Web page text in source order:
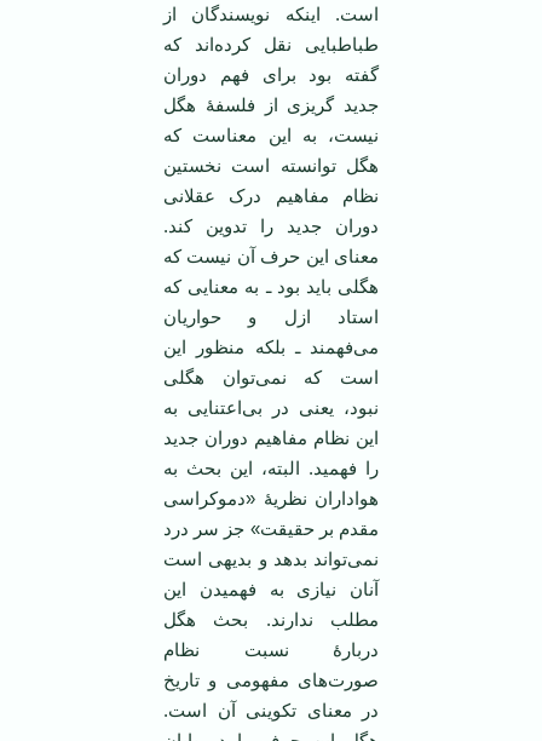
است. اینکه نویسندگان از
طباطبایی نقل کرده‌اند که
گفته بود برای فهم دوران
جدید گریزی از فلسفۀ هگل
نیست، به این معناست که
هگل توانسته است نخستین
نظام مفاهیم درک عقلانی
دوران جدید را تدوین کند.
معنای این حرف آن نیست که
هگلی باید بود ـ به معنایی که
استاد ازل و حواریان
می‌فهمند ـ بلکه منظور این
است که نمی‌توان هگلی
نبود، یعنی در بی‌اعتنایی به
این نظام مفاهیم دوران جدید
را فهمید. البته، این بحث به
هواداران نظریۀ «دموکراسی
مقدم بر حقیقت» جز سر درد
نمی‌تواند بدهد و بدیهی است
آنان نیازی به فهمیدن این
مطلب ندارند. بحث هگل
دربارۀ نسبت نظام
صورت‌های مفهومی و تاریخ
در معنای تکوینی آن است.